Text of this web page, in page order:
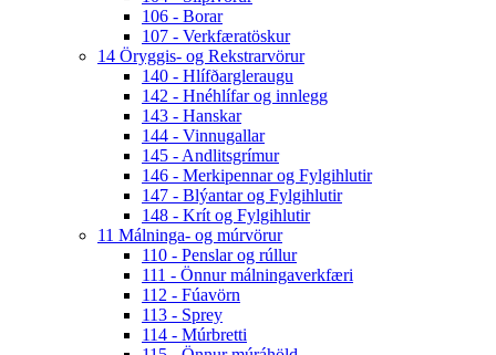
106 - Borar
107 - Verkfæratöskur
14 Öryggis- og Rekstrarvörur
140 - Hlífðargleraugu
142 - Hnéhlífar og innlegg
143 - Hanskar
144 - Vinnugallar
145 - Andlitsgrímur
146 - Merkipennar og Fylgihlutir
147 - Blýantar og Fylgihlutir
148 - Krít og Fylgihlutir
11 Málninga- og múrvörur
110 - Penslar og rúllur
111 - Önnur málningaverkfæri
112 - Fúavörn
113 - Sprey
114 - Múrbretti